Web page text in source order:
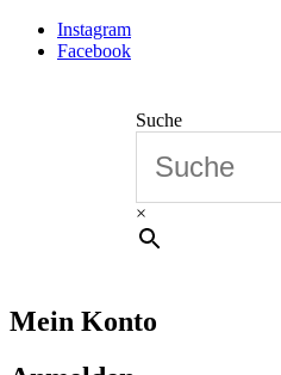
Instagram
Facebook
Suche
×
Mein Konto